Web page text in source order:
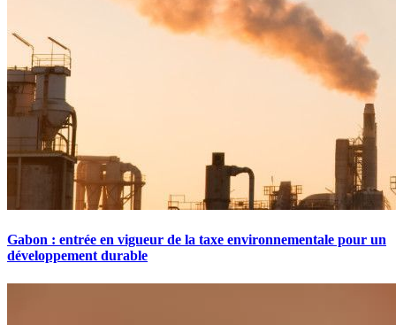
Gabon : entrée en vigueur de la taxe environnementale pour un
développement durable